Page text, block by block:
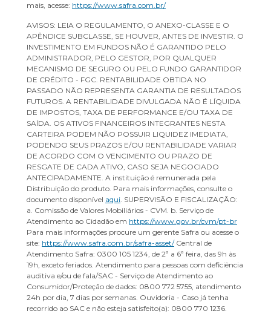
mais, acesse: https://www.safra.com.br/
AVISOS: LEIA O REGULAMENTO, O ANEXO-CLASSE E O
APÊNDICE SUBCLASSE, SE HOUVER, ANTES DE INVESTIR. O
INVESTIMENTO EM FUNDOS NÃO É GARANTIDO PELO
ADMINISTRADOR, PELO GESTOR, POR QUALQUER
MECANISMO DE SEGURO OU PELO FUNDO GARANTIDOR
DE CRÉDITO - FGC. RENTABILIDADE OBTIDA NO
PASSADO NÃO REPRESENTA GARANTIA DE RESULTADOS
FUTUROS. A RENTABILIDADE DIVULGADA NÃO É LÍQUIDA
DE IMPOSTOS, TAXA DE PERFORMANCE E/OU TAXA DE
SAÍDA. OS ATIVOS FINANCEIROS INTEGRANTES NESTA
CARTEIRA PODEM NÃO POSSUIR LIQUIDEZ IMEDIATA,
PODENDO SEUS PRAZOS E/OU RENTABILIDADE VARIAR
DE ACORDO COM O VENCIMENTO OU PRAZO DE
RESGATE DE CADA ATIVO, CASO SEJA NEGOCIADO
ANTECIPADAMENTE. A instituição é remunerada pela
Distribuição do produto. Para mais informações, consulte o
documento disponível aqui. SUPERVISÃO E FISCALIZAÇÃO:
a. Comissão de Valores Mobiliários - CVM. b. Serviço de
Atendimento ao Cidadão em https://www.gov.br/cvm/pt-br
Para mais informações procure um gerente Safra ou acesse o
site: https://www.safra.com.br/safra-asset/Central de
Atendimento Safra: 0300 105 1234, de 2ª a 6ª feira, das 9h às
19h, exceto feriados. Atendimento para pessoas com deficiência
auditiva e/ou de fala/SAC - Serviço de Atendimento ao
Consumidor/Proteção de dados: 0800 772 5755, atendimento
24h por dia, 7 dias por semanas. Ouvidoria - Caso já tenha
recorrido ao SAC e não esteja satisfeito(a): 0800 770 1236.